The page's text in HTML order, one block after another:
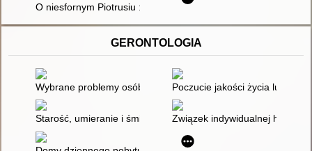
O niesfornym Piotrusiu : scenka humorystyczna z okazji Dnia
GERONTOLOGIA
Wybrane problemy osób starszych w dobie zmian
Poczucie jakości życia ludzi
Starość, umieranie i śmierć : jak się z tym pogodzić?
Związek indywidualnej